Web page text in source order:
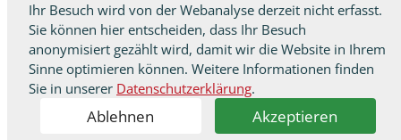
Ihr Besuch wird von der Webanalyse derzeit nicht erfasst.
Sie können hier entscheiden, dass Ihr Besuch
anonymisiert gezählt wird, damit wir die Website in Ihrem
Sinne optimieren können. Weitere Informationen finden
Sie in unserer Datenschutzerklärung.
Ablehnen Akzeptieren